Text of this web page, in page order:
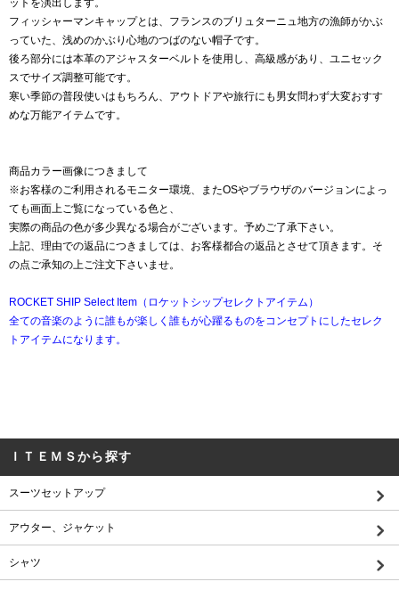
フィッシャーマンキャップとは、フランスのブリュターニュ地方の漁師がかぶ
っていた、浅めのかぶり心地のつばのない帽子です。
後ろ部分には本革のアジャスターベルトを使用し、高級感があり、ユニセック
スでサイズ調整可能です。
寒い季節の普段使いはもちろん、アウトドアや旅行にも男女問わず大変おすす
めな万能アイテムです。
商品カラー画像につきまして
※お客様のご利用されるモニター環境、またOSやブラウザのバージョンによっ
ても画面上ご覧になっている色と、
実際の商品の色が多少異なる場合がございます。予めご了承下さい。
上記、理由での返品につきましては、お客様都合の返品とさせて頂きます。そ
の点ご承知の上ご注文下さいませ。
ROCKET SHIP Select Item（ロケットシップセレクトアイテム）
全ての音楽のように誰もが楽しく誰もが心躍るものをコンセプトにしたセレク
トアイテムになります。
ＩＴＥＭＳから探す
スーツセットアップ
アウター、ジャケット
シャツ